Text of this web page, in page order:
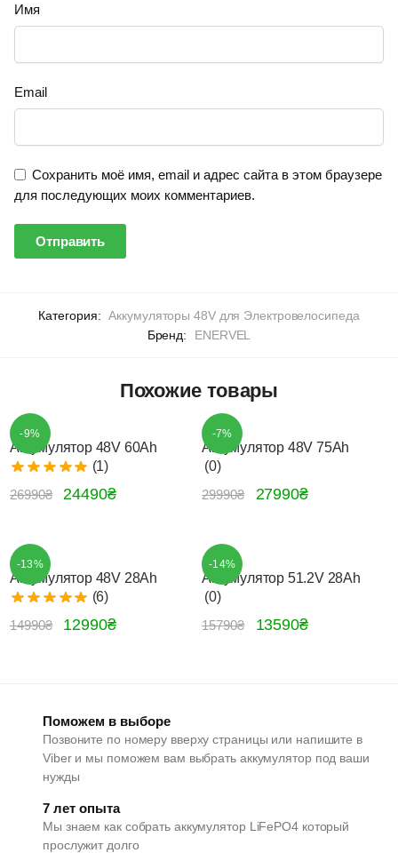
Имя
Email
Сохранить моё имя, email и адрес сайта в этом браузере
для последующих моих комментариев.
Категория: Аккумуляторы 48V для Электровелосипеда
Бренд:
ENERVEL
Похожие товары
-9%
Аккумулятор 48V 60Ah
(1)
26990₴ 24490₴
-7%
Аккумулятор 48V 75Ah
(0)
29990₴ 27990₴
-13%
Аккумулятор 48V 28Ah
(6)
14990₴ 12990₴
-14%
Аккумулятор 51.2V 28Ah
(0)
15790₴ 13590₴
Поможем в выборе
Позвоните по номеру вверху страницы или напишите в
Viber и мы поможем вам выбрать аккумулятор под ваши
нужды
7 лет опыта
Мы знаем как собрать аккумулятор LiFePO4 который
прослужит долго